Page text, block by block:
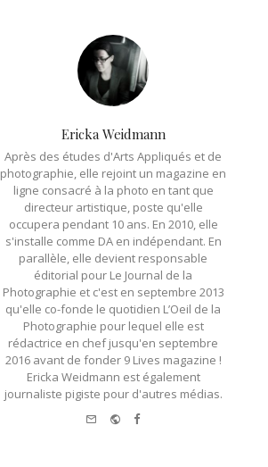
Ericka Weidmann
Après des études d'Arts Appliqués et de
photographie, elle rejoint un magazine en
ligne consacré à la photo en tant que
directeur artistique, poste qu'elle
occupera pendant 10 ans. En 2010, elle
s'installe comme DA en indépendant. En
parallèle, elle devient responsable
éditorial pour Le Journal de la
Photographie et c'est en septembre 2013
qu'elle co-fonde le quotidien L’Oeil de la
Photographie pour lequel elle est
rédactrice en chef jusqu'en septembre
2016 avant de fonder 9 Lives magazine !
Ericka Weidmann est également
journaliste pigiste pour d'autres médias.
Website
Facebook